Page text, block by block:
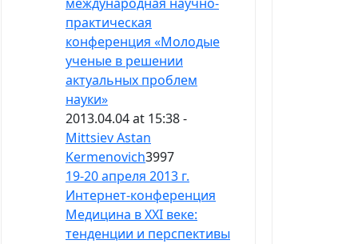
практическая
конференция «Молодые
ученые в решении
актуальных проблем
науки»
2013.04.04 at 15:38 -
Mittsiev Astan
Kermenovich3997
19-20 апреля 2013 г.
Интернет-конференция
Медицина в XXI веке:
тенденции и перспективы